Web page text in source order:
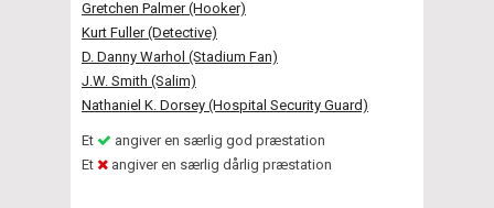
Gretchen Palmer (Hooker)
Kurt Fuller (Detective)
D. Danny Warhol (Stadium Fan)
J.W. Smith (Salim)
Nathaniel K. Dorsey (Hospital Security Guard)
Et
angiver en særlig god præstation
Et
angiver en særlig dårlig præstation